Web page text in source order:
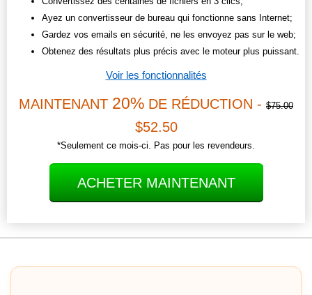
Ayez un convertisseur de bureau qui fonctionne sans Internet;
Gardez vos emails en sécurité, ne les envoyez pas sur le web;
Obtenez des résultats plus précis avec le moteur plus puissant.
Voir les fonctionnalités
MAINTENANT 20% DE RÉDUCTION - $75.00
$52.50
*Seulement ce mois-ci. Pas pour les revendeurs.
ACHETER MAINTENANT